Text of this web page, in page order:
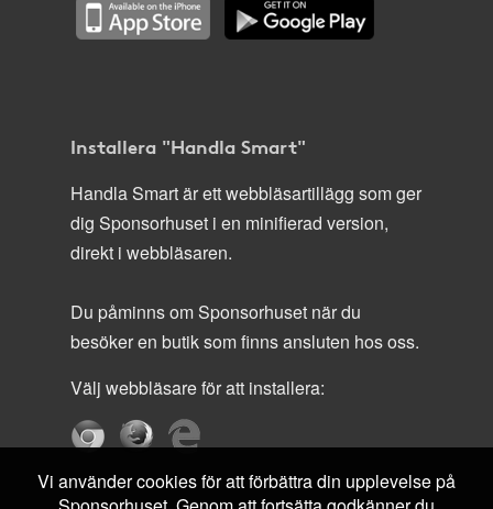
Installera "Handla Smart"
Handla Smart är ett webbläsartillägg som ger
dig Sponsorhuset i en minifierad version,
direkt i webbläsaren.
Du påminns om Sponsorhuset när du
besöker en butik som finns ansluten hos oss.
Välj webbläsare för att installera:
Vi använder cookies för att förbättra din upplevelse på